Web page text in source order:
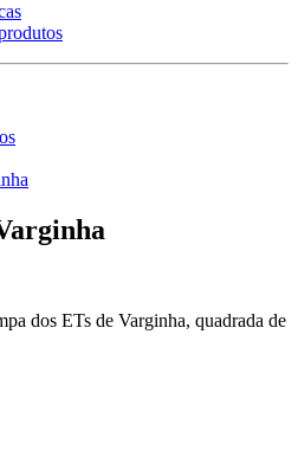
dos ETs de Varginha, quadrada de